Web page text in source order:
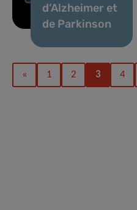
d’Alzheimer et
de Parkinson
« 1 2 3 4